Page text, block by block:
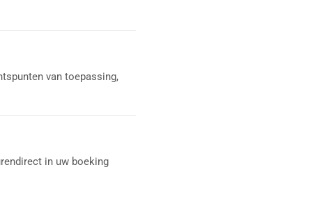
van toepassing,
in uw boeking